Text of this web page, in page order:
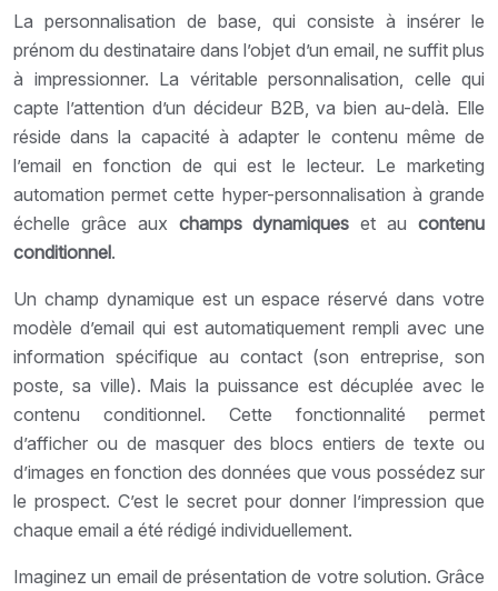
La personnalisation de base, qui consiste à insérer le
prénom du destinataire dans l’objet d’un email, ne suffit plus
à impressionner. La véritable personnalisation, celle qui
capte l’attention d’un décideur B2B, va bien au-delà. Elle
réside dans la capacité à adapter le contenu même de
l’email en fonction de qui est le lecteur. Le marketing
automation permet cette hyper-personnalisation à grande
échelle grâce aux champs dynamiques et aucontenu
conditionnel.
Un champ dynamique est un espace réservé dans votre
modèle d’email qui est automatiquement rempli avec une
information spécifique au contact (son entreprise, son
poste, sa ville). Mais la puissance est décuplée avec le
contenu conditionnel. Cette fonctionnalité permet
d’afficher ou de masquer des blocs entiers de texte ou
d’images en fonction des données que vous possédez sur
le prospect. C’est le secret pour donner l’impression que
chaque email a été rédigé individuellement.
Imaginez un email de présentation de votre solution. Grâce